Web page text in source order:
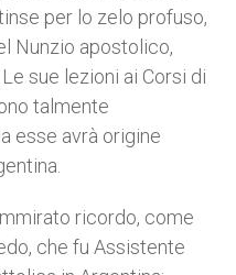
per lo zelo profuso,
Nunzio apostolico,
sue lezioni ai Corsi di
talmente
esse avrà origine
ricordo, come
che fu Assistente